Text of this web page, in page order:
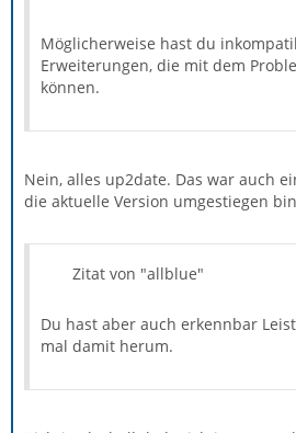
Möglicherweise hast du
Erweiterungen, die mit dem
können.
Nein, alles up2date. Das war auch
die aktuelle Version umgestiegen
Zitat von "allblue"
Du hast aber auch erkennbar
mal damit herum.